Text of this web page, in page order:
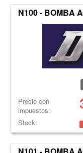
N100 - BOMBA
Precio con
impuestos:
Stock: